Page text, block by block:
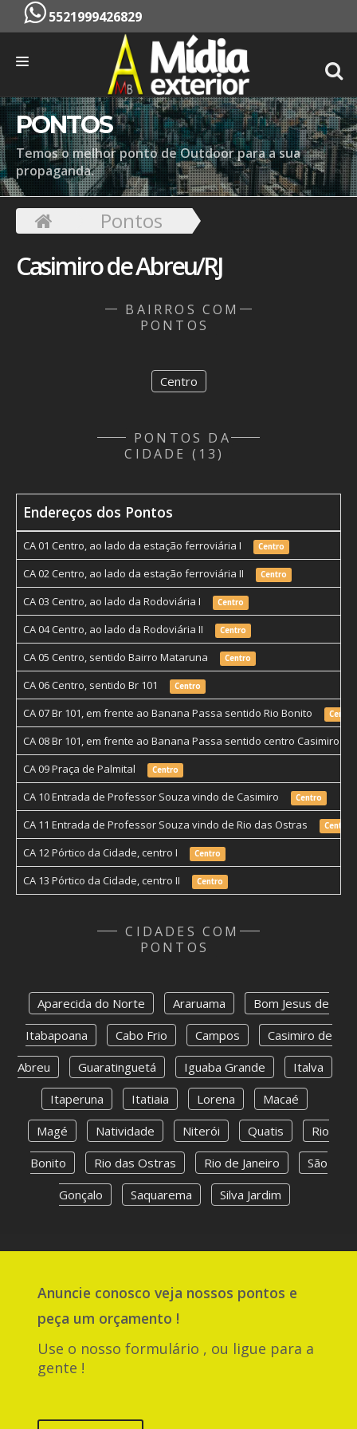
5521999426829
INÍCIO
EMPRESA
SERVIÇOS
PONTOS
CONTATO
ORÇAMENTO
PONTOS
Temos o melhor ponto de Outdoor para a sua
propaganda.
Pontos
Casimiro de Abreu/RJ
BAIRROS COM
PONTOS
Centro
PONTOS DA
CIDADE (13)
Endereços dos Pontos
CA 01 Centro, ao lado da estação ferroviária I Centro
CA 02 Centro, ao lado da estação ferroviária II Centro
CA 03 Centro, ao lado da Rodoviária I Centro
CA 04 Centro, ao lado da Rodoviária II Centro
CA 05 Centro, sentido Bairro Mataruna Centro
CA 06 Centro, sentido Br 101 Centro
CA 07 Br 101, em frente ao Banana Passa sentido Rio Bonito Centro
CA 08 Br 101, em frente ao Banana Passa sentido centro Casimiro
CA 09 Praça de Palmital Centro
CA 10 Entrada de Professor Souza vindo de Casimiro Centro
CA 11 Entrada de Professor Souza vindo de Rio das Ostras Centro
CA 12 Pórtico da Cidade, centro I Centro
CA 13 Pórtico da Cidade, centro II Centro
CIDADES COM
PONTOS
Aparecida do Norte Araruama
Bom Jesus de
Itabapoana
Cabo Frio Campos
Casimiro de
Abreu
Guaratinguetá Iguaba Grande
Italva
Itaperuna
Itatiaia Lorena
Macaé
Magé
Natividade Niterói Quatis
Rio
Bonito
Rio das Ostras Rio de Janeiro
São
Gonçalo
Saquarema Silva Jardim
Anuncie conosco veja nossos pontos e
peça um orçamento !
Use o nosso formulário , ou ligue para a
gente !